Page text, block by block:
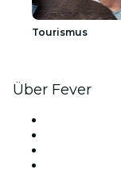
Tourismus
Über Fever